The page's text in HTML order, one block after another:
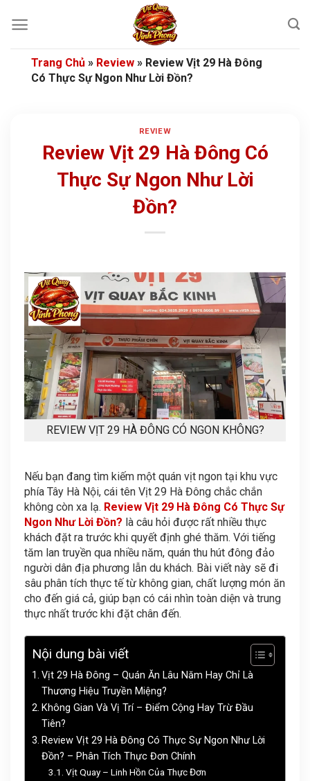
qua
Trang Chủ » Review » Review Vịt 29 Hà Đông
Có Thực Sự Ngon Như Lời Đồn?
REVIEW
Review Vịt 29 Hà Đông Có
Thực Sự Ngon Như Lời
Đồn?
REVIEW VỊT 29 HÀ ĐÔNG CÓ NGON KHÔNG?
Nếu bạn đang tìm kiếm một quán vịt ngon tại khu vực
phía Tây Hà Nội, cái tên Vịt 29 Hà Đông chắc chắn
không còn xa lạ. Review Vịt 29 Hà Đông Có Thực Sự
Ngon Như Lời Đồn? là câu hỏi được rất nhiều thực
khách đặt ra trước khi quyết định ghé thăm. Với tiếng
tăm lan truyền qua nhiều năm, quán thu hút đông đảo
người dân địa phương lẫn du khách. Bài viết này sẽ đi
sâu phân tích thực tế từ không gian, chất lượng món ăn
cho đến giá cả, giúp bạn có cái nhìn toàn diện và trung
thực nhất trước khi đặt chân đến.
Nội dung bài viết
Vịt 29 Hà Đông – Quán Ăn Lâu Năm Hay Chỉ Là
Thương Hiệu Truyền Miệng?
Không Gian Và Vị Trí – Điểm Cộng Hay Trừ Đầu
Tiên?
Review Vịt 29 Hà Đông Có Thực Sự Ngon Như Lời
Đồn? – Phân Tích Thực Đơn Chính
Vịt Quay – Linh Hồn Của Thực Đơn